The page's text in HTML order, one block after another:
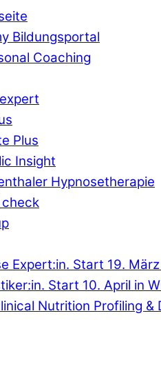
Bildungsportal
Coaching
Plus
Insight
Hypnosetherapie
Expert:in. Start 19.
Start 10. April in
Nutrition Profiling